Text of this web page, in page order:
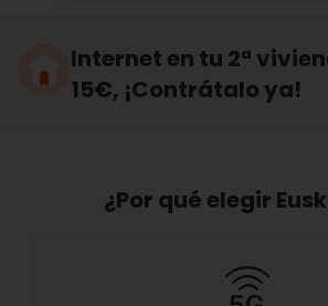
Internet en tu 2ª
15€, ¡Contrátalo ya!
¿Por qué elegir